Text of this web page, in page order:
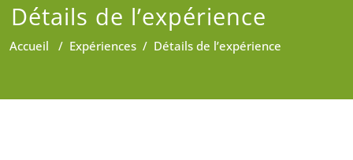
Détails de l’expérience
Accueil / Expériences / Détails de l’expérience